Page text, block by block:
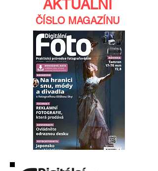
AKTUÁLNÍ
ČÍSLO MAGAZÍNU